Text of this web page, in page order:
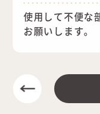
使用して不便な
お願いします。